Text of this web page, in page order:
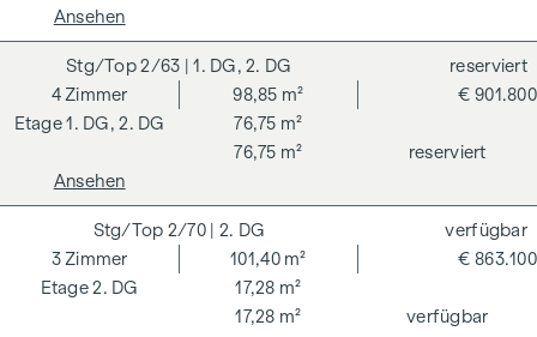
**Der Verkäufer übernimmt befristet die
Vertragserrichtungskosten in Höhe von 1,5 % des
Kaufpreises zzgl. 20 % USt. Gültig bis 31.07.2026.
Wir weisen darauf hin, dass zwischen dem Vermittler und
dem zu vermittelnden Dritten ein familiäres oder
wirtschaftliches Naheverhältnis besteht.
Ansehen
2/63 | 1. DG, 2. DG
1. DG, 2. DG
4Zimmer
98,85 m²
76,75 m²
76,75 m²
€ 901.800
reserviert
reserviert
Ansehen
2/70 | 2. DG
2. DG
3Zimmer
101,40 m²
17,28 m²
17,28 m²
€ 863.100
verfügbar
verfügbar